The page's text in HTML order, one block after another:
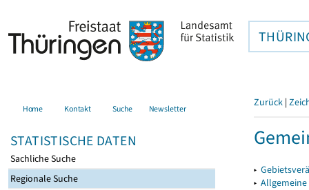
Home Kontakt Suche Newsletter
STATISTISCHE DATEN
Sachliche Suche
Regionale Suche
Zurück |
▸
▸